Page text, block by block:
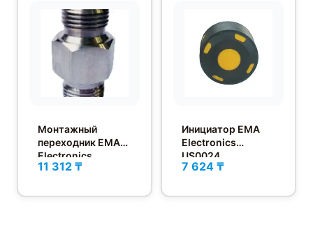
Монтажный
переходник EMA
Electronics
US0009
11 312 ₸
Инициатор EMA
Electronics
US0024
7 624 ₸